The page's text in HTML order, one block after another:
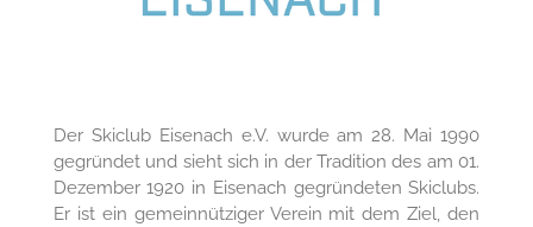
Der Skiclub Eisenach e.V. wurde am 28. Mai 1990
gegründet und sieht sich in der Tradition des am 01.
Dezember 1920 in Eisenach gegründeten Skiclubs.
Er ist ein gemeinnütziger Verein mit dem Ziel, den